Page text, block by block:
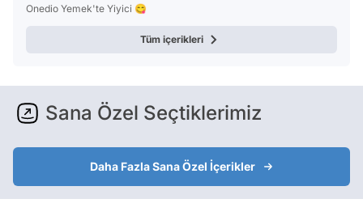
Onedio Yemek'te Yiyici 😋
Tüm içerikleri
Sana Özel Seçtiklerimiz
Daha Fazla Sana Özel İçerikler